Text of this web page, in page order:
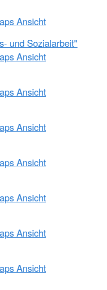
Ansicht
und Sozialarbeit"
Ansicht
Ansicht
Ansicht
Ansicht
Ansicht
Ansicht
Ansicht